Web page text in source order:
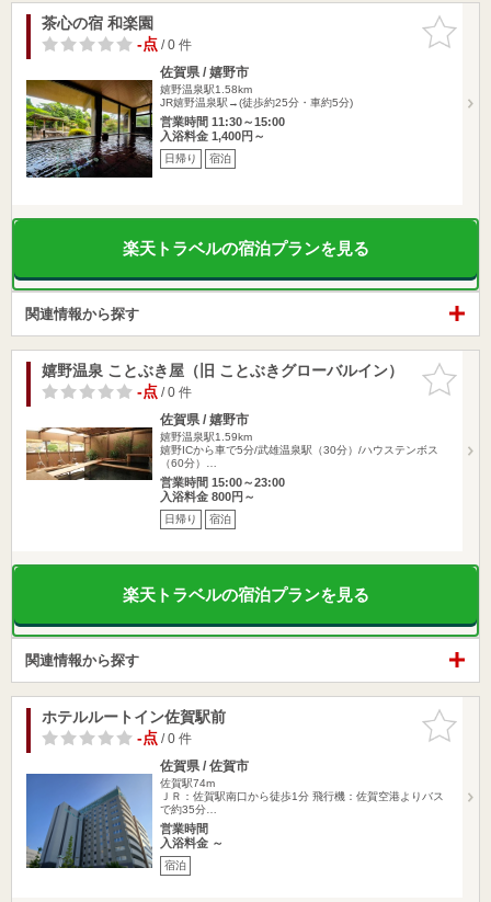
お気に入
りに追加
茶心の宿 和楽園
-点/ 0 件
佐賀県 / 嬉野市
嬉野温泉駅1.58km
JR嬉野温泉駅→(徒歩約25分・車約5分)
営業時間 11:30～15:00
入浴料金 1,400円～
日帰り 宿泊
楽天トラベルの宿泊プランを見る
関連情報から探す
お気に入
りに追加
嬉野温泉 ことぶき屋（旧 ことぶきグローバルイン）
-点/ 0 件
佐賀県 / 嬉野市
嬉野温泉駅1.59km
嬉野ICから車で5分/武雄温泉駅（30分）/ハウステンボス
（60分）…
営業時間 15:00～23:00
入浴料金 800円～
日帰り 宿泊
楽天トラベルの宿泊プランを見る
関連情報から探す
お気に入
りに追加
ホテルルートイン佐賀駅前
-点/ 0 件
佐賀県 / 佐賀市
佐賀駅74m
ＪＲ：佐賀駅南口から徒歩1分 飛行機：佐賀空港よりバス
で約35分…
営業時間
入浴料金 ～
宿泊